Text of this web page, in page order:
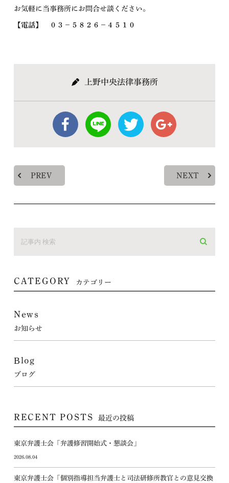
お気軽に当事務所にお問合せ談ください。
【電話】 ０３－５８２６－４５１０
上野中央法律事務所
PREV NEXT
CATEGORY カテゴリー
News
お知らせ
Blog
ブログ
RECENT POSTS 最近の投稿
東京弁護士会「弁護修習開始式・懇談会」
2026.08.04
東京弁護士会「個別指導担当弁護士と司法研修所教官との意見交換